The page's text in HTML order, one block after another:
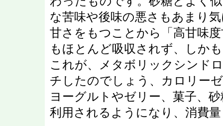
な苦味や後味の悪さもあまり
甘さをもつことから「高甘味
もほとんど吸収されず、しか
これが、メタボリックシンド
チしたのでしょう、カロリー
ヨーグルトやゼリー、菓子、
利用されるようになり、消費